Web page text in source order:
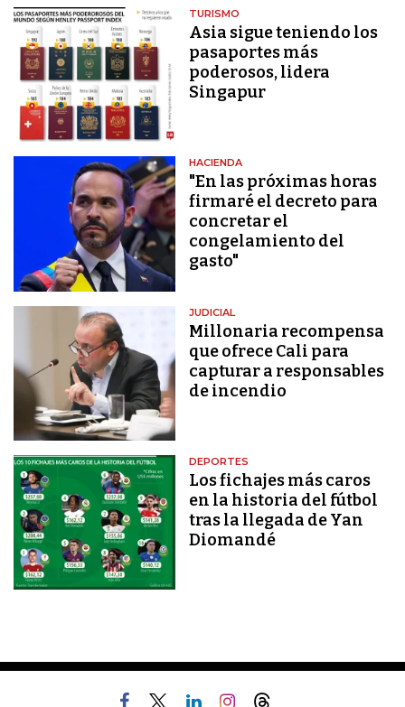
TURISMO
Asia sigue teniendo los
pasaportes más
poderosos, lidera
Singapur
HACIENDA
"En las próximas horas
firmaré el decreto para
concretar el
congelamiento del
gasto"
JUDICIAL
Millonaria recompensa
que ofrece Cali para
capturar a responsables
de incendio
DEPORTES
Los fichajes más caros
en la historia del fútbol
tras la llegada de Yan
Diomandé